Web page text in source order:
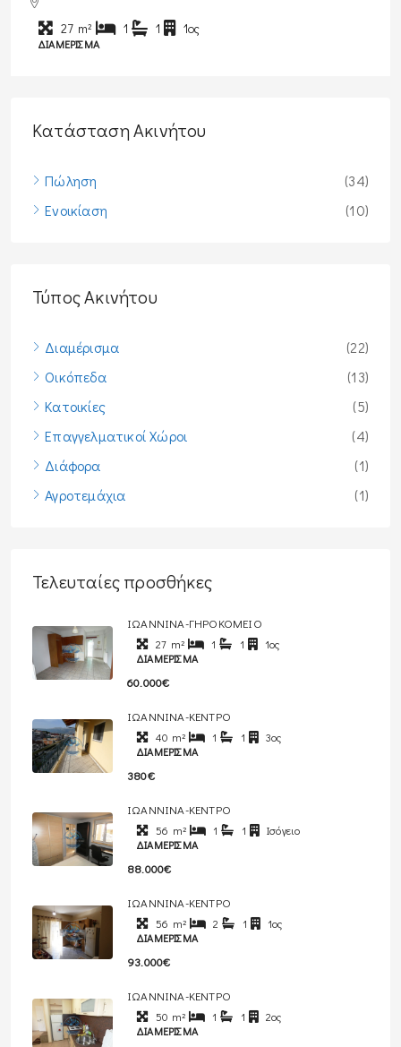
40 m² 1 1 3ος
ΔΙΑΜΈΡΙΣΜΑ
Κατάσταση Ακινήτου
Πώληση
(34)
Ενοικίαση
(10)
Τύπος Ακινήτου
Διαμέρισμα
(22)
Οικόπεδα
(13)
Κατοικίες
(5)
Επαγγελματικοί Χώροι
(4)
Διάφορα
(1)
Αγροτεμάχια
(1)
Τελευταίες προσθήκες
ΙΩΑΝΝΙΝΑ-ΓΗΡΟΚΟΜΕΙΟ
27 m² 1 1
1ος
ΔΙΑΜΈΡΙΣΜΑ
60.000€
ΙΩΑΝΝΙΝΑ-ΚΕΝΤΡΟ
40 m² 1 1
3ος
ΔΙΑΜΈΡΙΣΜΑ
380€
ΙΩΑΝΝΙΝΑ-ΚΕΝΤΡΟ
56 m² 1 1
Ισόγειο
ΔΙΑΜΈΡΙΣΜΑ
88.000€
ΙΩΑΝΝΙΝΑ-ΚΕΝΤΡΟ
56 m² 2 1
1ος
ΔΙΑΜΈΡΙΣΜΑ
93.000€
ΙΩΑΝΝΙΝΑ-ΚΕΝΤΡΟ
50 m² 1 1
2ος
ΔΙΑΜΈΡΙΣΜΑ